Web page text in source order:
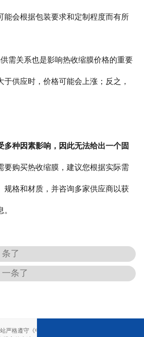
能会根据包装要求和定制程度而有所
需关系也是影响热收缩膜价格的重要
于供应时，价格可能会上涨；反之，
多种因素影响，因此无法给出一个固
要购买热收缩膜，建议您根据实际需
规格和材质，并咨询多家供应商以获
了
条了
严格遵守《中华人民共和国广告法》，尽力规范用